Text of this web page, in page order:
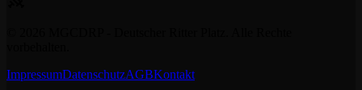
ImpressumDatenschutzAGBKontakt